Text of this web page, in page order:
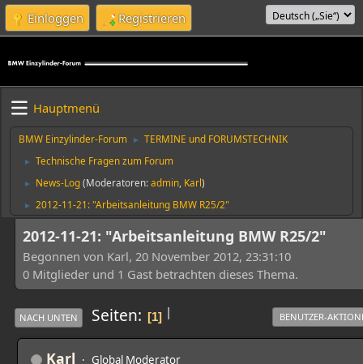
Einloggen Registrieren
Hauptmenü
BMW Einzylinder-Forum ► TERMINE und FORUMSTECHNIK
► Technische Fragen zum Forum
► News-Log(Moderatoren:admin Karl)
► 2012-11-21: "Arbeitsanleitung BMW R25/2"
2012-11-21: "Arbeitsanleitung BMW R25/2"
Begonnen von Karl, 20 November 2012, 23:31:10
0 Mitglieder und 1 Gast betrachten dieses Thema.
|
NACH UNTEN Seiten 1 BENUTZER-
Karl Global Moderator